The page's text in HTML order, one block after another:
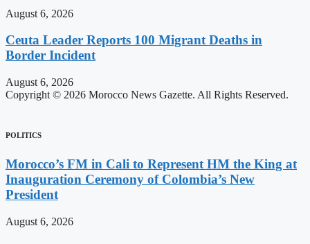
August 6, 2026
Ceuta Leader Reports 100 Migrant Deaths in
Border Incident
August 6, 2026
Copyright © 2026 Morocco News Gazette. All Rights Reserved.
POLITICS
Morocco’s FM in Cali to Represent HM the King at
Inauguration Ceremony of Colombia’s New
President
August 6, 2026